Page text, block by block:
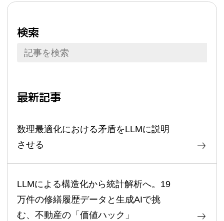
検索
最新記事
数理最適化における矛盾をLLMに説明
させる
LLMによる構造化から統計解析へ。19
万件の修繕履歴データと生成AIで挑
む、不動産の「価値ハック」